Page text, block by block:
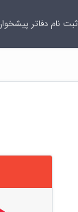
ثبت نام دفاتر